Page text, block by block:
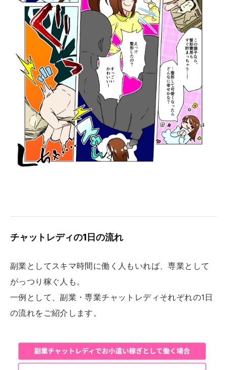
チャットレディの1日の流れ
副業としてスキマ時間に働く人もいれば、専業として
がっつり稼ぐ人も。
一例として、副業・専業チャットレディそれぞれの1日
の流れをご紹介します。